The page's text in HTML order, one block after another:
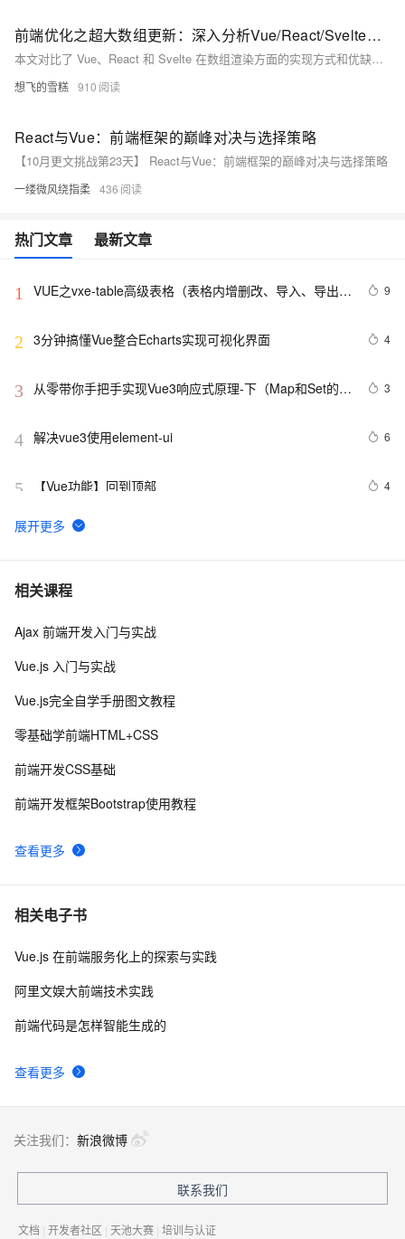
前端优化之超大数组更新：深入分析Vue/React/Svelte的更新渲染策略
本文对比了 Vue、React 和 Svelte 在数组渲染方面的实现方式和优缺点，探讨了它们与直接操作 DOM 的差异及 Web Components 的实现方式。Vue 通过响应式系统自动管理数据变化，React 利用虚拟 DOM 和 `diffing` 算法优化更新，Svelte 通过编译时优化提升性能。文章还介绍了数组更新的优化策略，如使用 `key`、分片渲染、虚拟滚动等，帮助开发者在处理大型数组时提升性能。总结指出，选择合适的框架应根据项目复杂度和性能需求来决定。
想飞的雪糕 910
React与Vue：前端框架的巅峰对决与选择策略
【10月更文挑战第23天】 React与Vue：前端框架的巅峰对决与选择策略
一缕微风绕指柔 436
热门文章 最新文章
1
VUE之vxe-table高级表格（表格内增删改、导入、导出、
9
2 3分钟搞懂Vue整合Echarts实现可视化界面 4
3
从零带你手把手实现Vue3响应式原理-下（Map和Set的处
3
4 解决vue3使用element-ui 6
5 【Vue功能】回到顶部 4
6 Ant Design Vue中TreeSelect详解
7 【入门毕设项目】基于 Vue 的医院门诊预约挂号系统
8 Vue Router 4.0 正式发布！焕然一新。
转变的
10
相关课程
查看更多
Ajax 前端开发入门与实战
Vue.js 入门与实战
Vue.js完全自学手册图文教程
零基础学前端HTML+CSS
前端开发CSS基础
前端开发框架Bootstrap使用教程
相关电子书
查看更多
Vue.js 在前端服务化上的探索与实践
阿里文娱大前端技术实践
前端代码是怎样智能生成的
关注我们： 新浪微博
联系我们
文档 | 开发者社区 | 天池大赛 | 培训与认证